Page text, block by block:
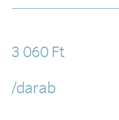
3 060 Ft
/darab